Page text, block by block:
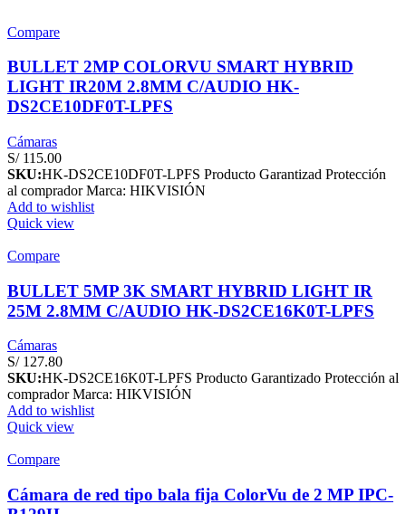
Compare
BULLET 2MP COLORVU SMART HYBRID
LIGHT IR20M 2.8MM C/AUDIO HK-
DS2CE10DF0T-LPFS
Cámaras
S/115.00
SKU:HK-DS2CE10DF0T-LPFS Producto Garantizad Protección
al comprador Marca: HIKVISIÓN
Add to wishlist
Quick view
Compare
BULLET 5MP 3K SMART HYBRID LIGHT IR
25M 2.8MM C/AUDIO HK-DS2CE16K0T-LPFS
Cámaras
S/127.80
SKU:HK-DS2CE16K0T-LPFS Producto Garantizado Protección al
comprador Marca: HIKVISIÓN
Add to wishlist
Quick view
Compare
Cámara de red tipo bala fija ColorVu de 2 MP IPC-